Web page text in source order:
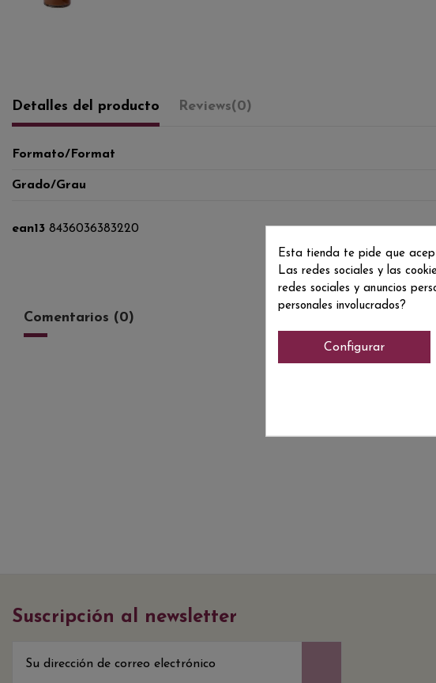
Detalles del producto Reviews(0)
Formato/Format
Grado/Grau
ean13 8436036383220
Comentarios (0)
Suscripción al newsletter
Esta tienda te pide que
Las redes sociales y las
redes sociales y anuncios
personales involucrados?
Configurar